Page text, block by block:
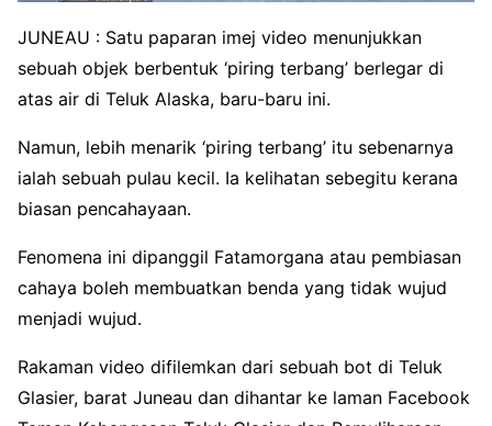
JUNEAU : Satu paparan imej video menunjukkan
sebuah objek berbentuk ‘piring terbang’ berlegar di
atas air di Teluk Alaska, baru-baru ini.
Namun, lebih menarik ‘piring terbang’ itu sebenarnya
ialah sebuah pulau kecil. Ia kelihatan sebegitu kerana
biasan pencahayaan.
Fenomena ini dipanggil Fatamorgana atau pembiasan
cahaya boleh membuatkan benda yang tidak wujud
menjadi wujud.
Rakaman video difilemkan dari sebuah bot di Teluk
Glasier, barat Juneau dan dihantar ke laman Facebook